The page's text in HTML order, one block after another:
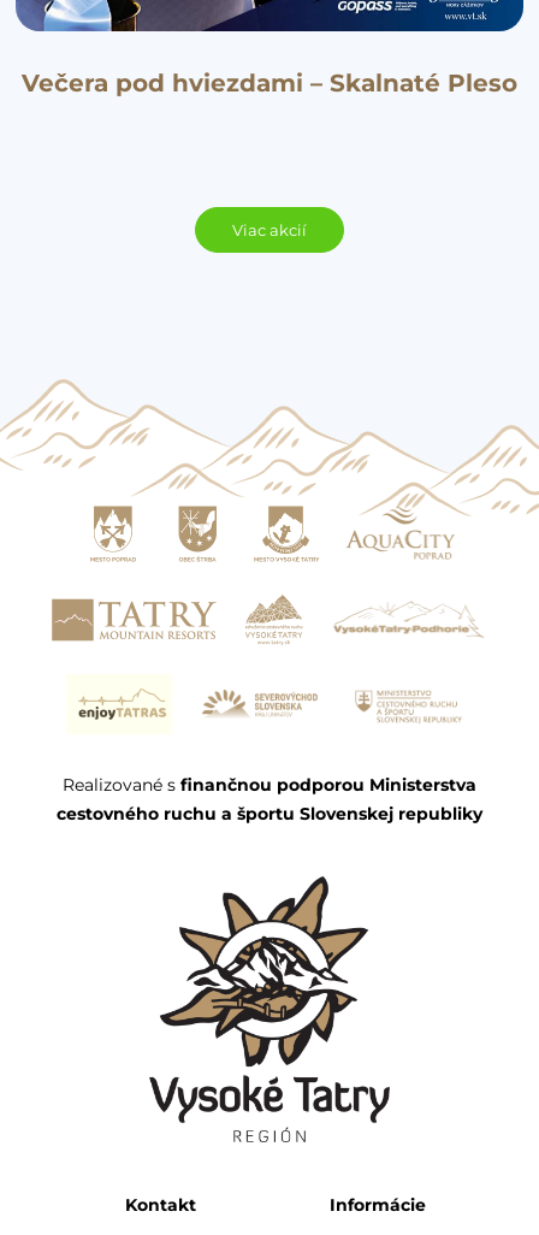
Večera pod hviezdami – Skalnaté Pleso
Viac akcií
Realizované s finančnou podporou Ministerstva
cestovného ruchu a športu Slovenskej republiky
Kontakt Informácie